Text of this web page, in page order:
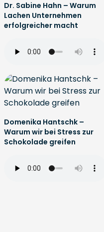
Dr. Sabine Hahn – Warum
Lachen Unternehmen
erfolgreicher macht
Domenika Hantschk –
Warum wir bei Stress zur
Schokolade greifen